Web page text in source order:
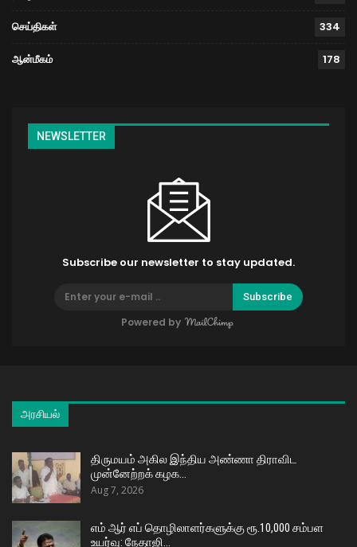
செய்திகள் 334
ஆன்மீகம் 178
NEWSLETTER
Subscribe our newsletter to stay updated.
Subscribe
Powered by
அரசியல்
திருமயம் அகில இந்திய அண்ணா திராவிட
முன்னேற்றக் கழக…
Aug 7, 2026
எம் ஆர் எப் தொழிலாளர்களுக்கு ரூ.10,000 சம்பள
உயர்வு: நேதாஜி…